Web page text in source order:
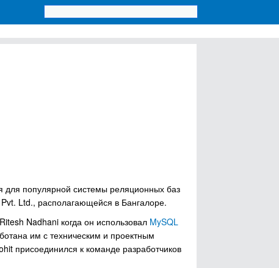
для популярной системы реляционных баз
Ltd., располагающейся в Бангалоре.
Nadhani когда он использовал MySQL
им с техническим и проектным
присоединился к команде разработчиков